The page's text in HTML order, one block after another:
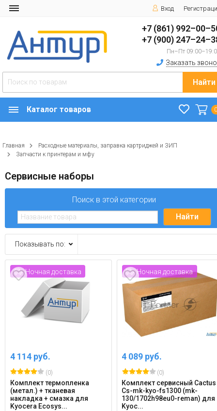
Вход
+7 (861)
+7 (900)
Пн–Пт
Заказать
Найти
Каталог товаров
Главная
Расходные материалы, заправка картриджей и ЗИП
Запчасти к принтерам и мфу
Сервисные наборы
Поиск в этой категории
Показывать по:
Ночная доставка
4 114 руб.
(0)
Комплект термопленка
(метал.) + тканевая
накладка + смазка для
Kyocera Ecosys...
Ночная доставка
4 089 руб.
(0)
Комплект сервисный Cactus
Cs-mk-kyo-fs1300 (mk-
130/1702h98eu0-reman) для
Kyoc...